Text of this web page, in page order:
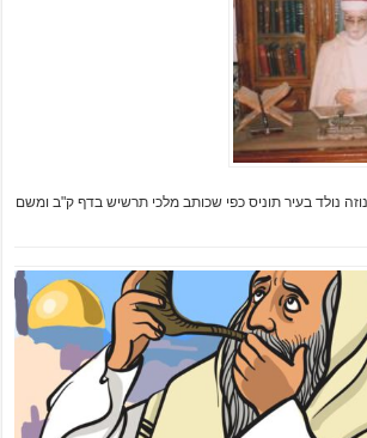
נולד בעיר תוניס כפי שכותב מלכי תרשיש בדף ק"ב ומשם